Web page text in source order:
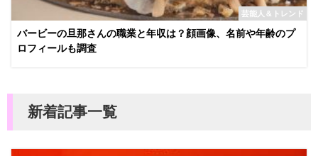
芸能人＆トレンド
バービーの旦那さんの職業と年収は？顔画像、名前や年齢のプ
ロフィールも調査
新着記事一覧